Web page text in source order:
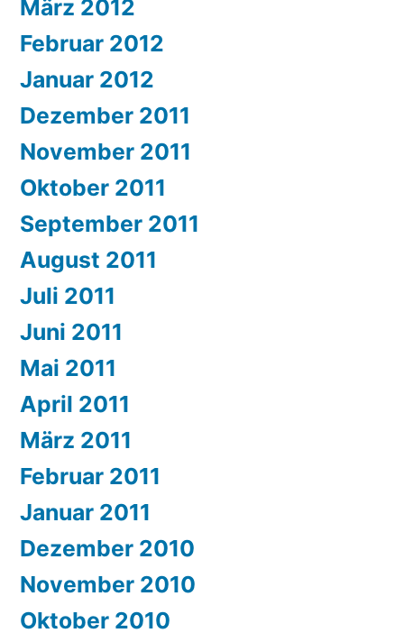
März 2012
Februar 2012
Januar 2012
Dezember 2011
November 2011
Oktober 2011
September 2011
August 2011
Juli 2011
Juni 2011
Mai 2011
April 2011
März 2011
Februar 2011
Januar 2011
Dezember 2010
November 2010
Oktober 2010